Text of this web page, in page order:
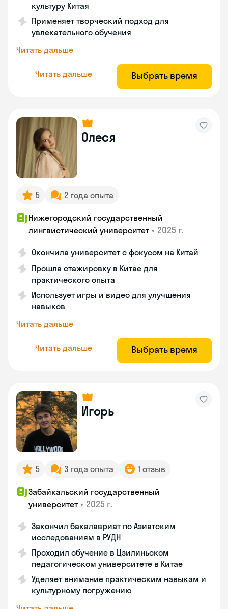
культуру Китая
Применяет творческий подход для
увлекательного обучения
Читать дальше
Читать дальше Выбрать время
Олеся
5 2 года опыта
Нижегородский государственный
лингвистический университет • 2025 г.
Окончила университет с фокусом на Китай
Прошла стажировку в Китае для
практического опыта
Использует игры и видео для улучшения
навыков
Читать дальше
Читать дальше Выбрать время
Игорь
5 3 года опыта 1 отзыв
Забайкальский государственный
университет • 2025 г.
Закончил бакалавриат по Азиатским
исследованиям в РУДН
Проходил обучение в Цзилиньском
педагогическом университете в Китае
Уделяет внимание практическим навыкам и
культурному погружению